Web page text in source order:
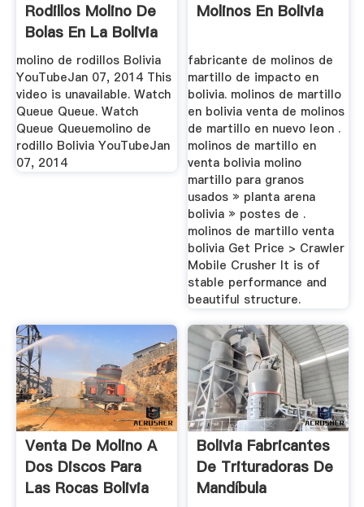
Rodillos Molino De
Bolas En La Bolivia
molino de rodillos Bolivia
YouTubeJan 07, 2014 This
video is unavailable. Watch
Queue Queue. Watch
Queue Queuemolino de
rodillo Bolivia YouTubeJan
07, 2014
Molinos En Bolivia
fabricante de molinos de
martillo de impacto en
bolivia. molinos de martillo
en bolivia venta de molinos
de martillo en nuevo leon .
molinos de martillo en
venta bolivia molino
martillo para granos
usados » planta arena
bolivia » postes de .
molinos de martillo venta
bolivia Get Price > Crawler
Mobile Crusher It is of
stable performance and
beautiful structure.
Venta De Molino A
Dos Discos Para
Las Rocas Bolivia
Bolivia Fabricantes
De Trituradoras De
Mandíbula